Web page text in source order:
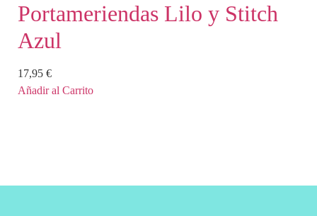
Portameriendas Lilo y Stitch
Azul
17,95 €
Añadir al Carrito